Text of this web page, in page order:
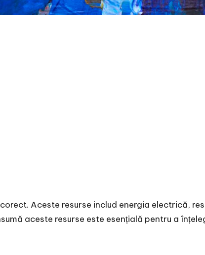
Aceste resurse includ energia electrică,
aceste resurse este esențială pentru a